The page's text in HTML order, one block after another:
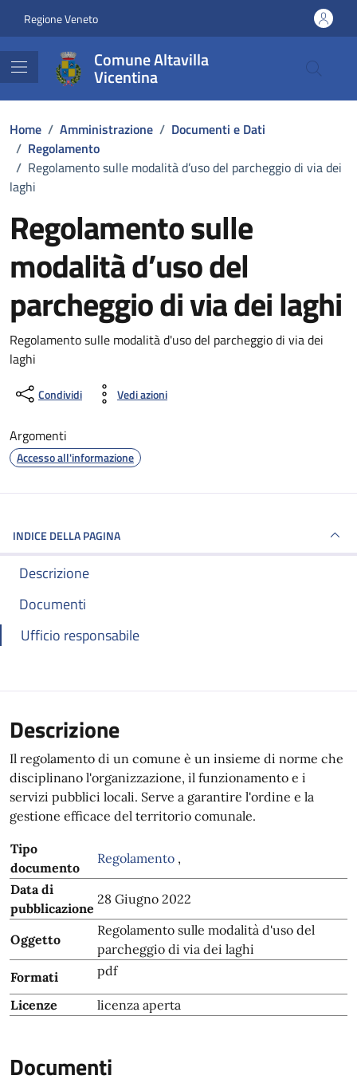
Regione Veneto
Comune Altavilla
Vicentina
Home / Amministrazione / Documenti e Dati
/ Regolamento
/ Regolamento sulle modalità d’uso del parcheggio di via dei
laghi
Regolamento sulle
modalità d’uso del
parcheggio di via dei laghi
Dettagli del documento
Regolamento sulle modalità d'uso del parcheggio di via dei
laghi
Condividi Vedi azioni
Argomenti
Accesso all'informazione
INDICE DELLA PAGINA
Descrizione
Documenti
Ufficio responsabile
Descrizione
Il regolamento di un comune è un insieme di norme che
disciplinano l'organizzazione, il funzionamento e i
servizi pubblici locali. Serve a garantire l'ordine e la
gestione efficace del territorio comunale.
Tipo
documento
Regolamento ,
Data di
pubblicazione
28 Giugno 2022
Oggetto
Regolamento sulle modalità d'uso del
parcheggio di via dei laghi
Formati
pdf
Licenze licenza aperta
Documenti